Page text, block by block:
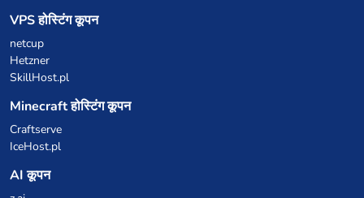
VPS होस्टिंग कूपन
netcup
Hetzner
SkillHost.pl
Minecraft होस्टिंग कूपन
Craftserve
IceHost.pl
AI कूपन